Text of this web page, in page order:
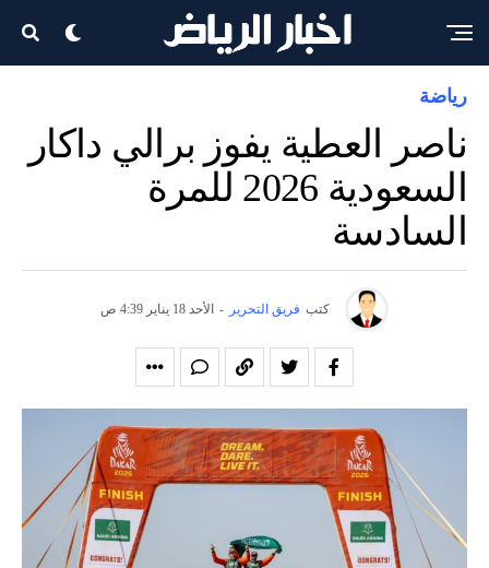
رياضة
ناصر العطية يفوز برالي داكار
السعودية 2026 للمرة
السادسة
كتب فريق التحرير - الأحد 18 يناير 4:39 ص